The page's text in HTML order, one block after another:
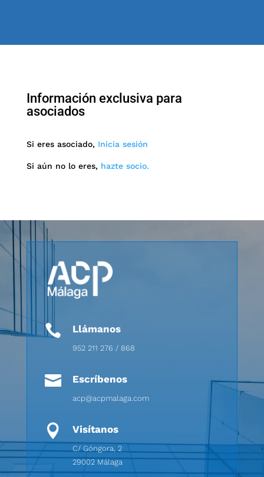
Información exclusiva para
asociados
Si eres asociado, Inicia sesión
Si aún no lo eres, hazte socio.
 Llámanos
952 211 276 / 868
 Escríbenos
acp@acpmalaga.com
 Visítanos
C/ Góngora, 2
29002 Málaga